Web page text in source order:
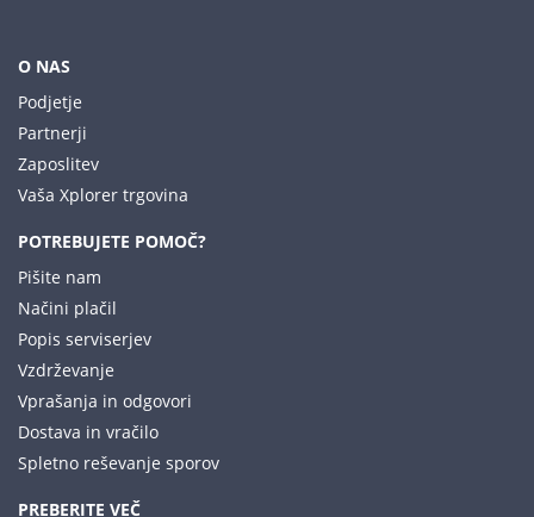
O NAS
Podjetje
Partnerji
Zaposlitev
Vaša Xplorer trgovina
POTREBUJETE POMOČ?
Pišite nam
Načini plačil
Popis serviserjev
Vzdrževanje
Vprašanja in odgovori
Dostava in vračilo
Spletno reševanje sporov
PREBERITE VEČ